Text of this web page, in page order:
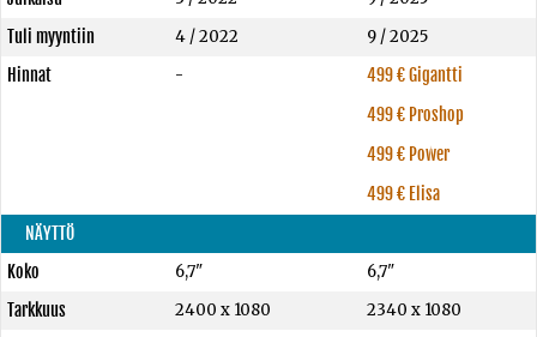
Tuli myyntiin
4 / 2022
9 / 2025
Hinnat
-
499 € Gigantti
499 € Proshop
499 € Power
499 € Elisa
NÄYTTÖ
Koko
6,7"
6,7"
Tarkkuus
2400 x 1080
2340 x 1080